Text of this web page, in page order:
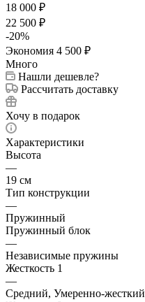
18 000 ₽
22 500 ₽
-20%
Экономия 4 500 ₽
Много
Нашли дешевле?
Рассчитать доставку
Хочу в подарок
Характеристики
Высота
—
19 см
Тип конструкции
—
Пружинный
Пружинный блок
—
Независимые пружины
Жесткость 1
—
Средний, Умеренно-жесткий